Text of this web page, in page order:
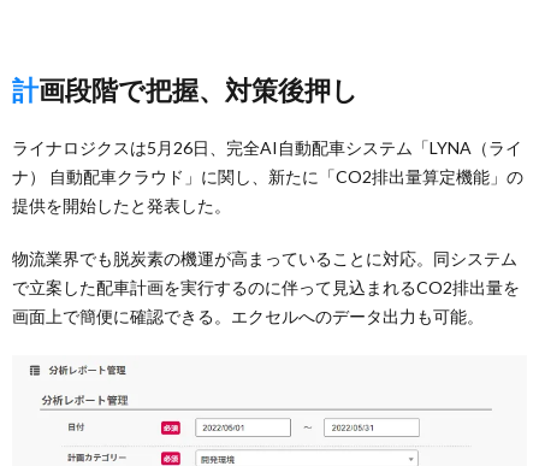
計画段階で把握、対策後押し
ライナロジクスは5月26日、完全AI自動配車システム「LYNA（ライ
ナ） 自動配車クラウド」に関し、新たに「CO2排出量算定機能」の
提供を開始したと発表した。
物流業界でも脱炭素の機運が高まっていることに対応。同システム
で立案した配車計画を実行するのに伴って見込まれるCO2排出量を
画面上で簡便に確認できる。エクセルへのデータ出力も可能。